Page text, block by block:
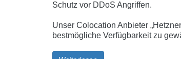
Schutz vor DDoS Angriffen.
Unser Colocation Anbieter
bestmögliche Verfügbarkeit zu